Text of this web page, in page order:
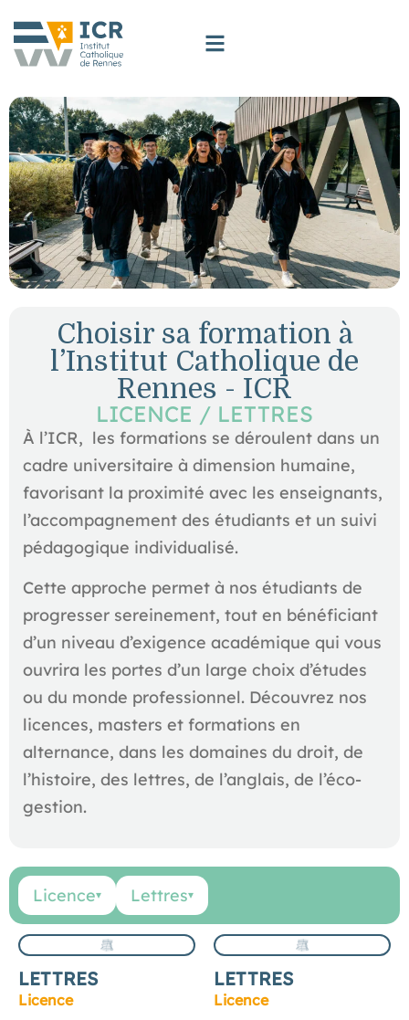
Choisir sa formation à
l’Institut Catholique de
Rennes - ICR
LICENCE / LETTRES
À l’ICR, les formations se déroulent dans un
cadre universitaire à dimension humaine,
favorisant la proximité avec les enseignants,
l’accompagnement des étudiants et un suivi
pédagogique individualisé.
Cette approche permet à nos étudiants de
progresser sereinement, tout en bénéficiant
d’un niveau d’exigence académique qui vous
ouvrira les portes d’un large choix d’études
ou du monde professionnel. Découvrez nos
licences, masters et formations en
alternance, dans les domaines du droit, de
l’histoire, des lettres, de l’anglais, de l’éco-
gestion.
Licence▾ Lettres▾
LETTRES
Licence
LETTRES
Licence